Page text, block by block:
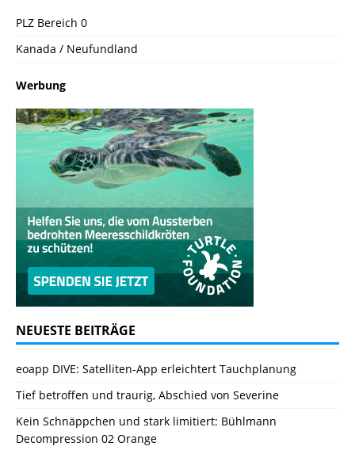
PLZ Bereich 0
Kanada / Neufundland
Werbung
NEUESTE BEITRÄGE
eoapp DIVE: Satelliten-App erleichtert Tauchplanung
Tief betroffen und traurig, Abschied von Severine
Kein Schnäppchen und stark limitiert: Bühlmann
Decompression 02 Orange